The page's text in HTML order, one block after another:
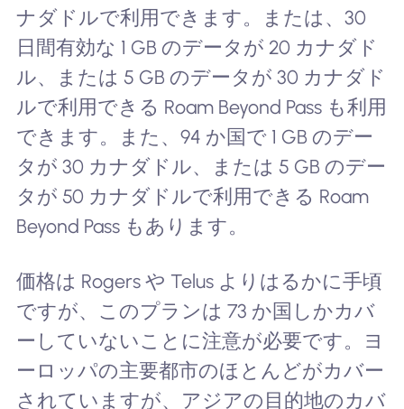
ナダドルで利用できます。または、30
日間有効な 1 GB のデータが 20 カナダド
ル、または 5 GB のデータが 30 カナダド
ルで利用できる Roam Beyond Pass も利用
できます。また、94 か国で 1 GB のデー
タが 30 カナダドル、または 5 GB のデー
タが 50 カナダドルで利用できる Roam
Beyond Pass もあります。
価格は Rogers や Telus よりはるかに手頃
ですが、このプランは 73 か国しかカバ
ーしていないことに注意が必要です。ヨ
ーロッパの主要都市のほとんどがカバー
されていますが、アジアの目的地のカバ